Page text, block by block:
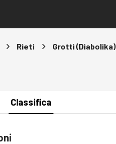
Rieti Grotti (Diabolika)
Classifica